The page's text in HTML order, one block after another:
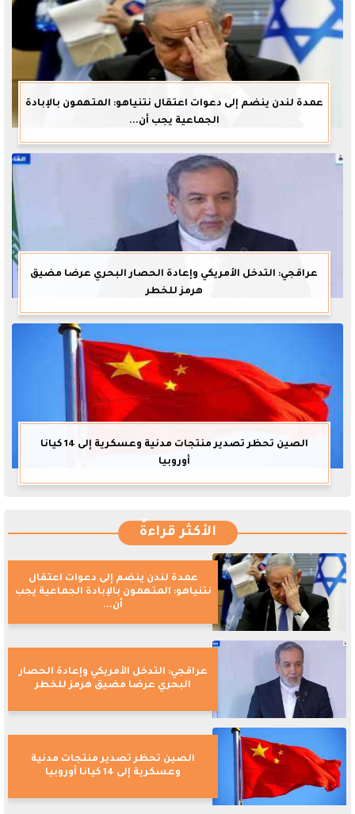
عمدة لندن ينضم إلى دعوات اعتقال نتنياهو: المتهمون بالإبادة
الجماعية يجب أن...
عراقجي: التدخل الأمريكي وإعادة الحصار البحري عرضا مضيق
هرمز للخطر
الصين تحظر تصدير منتجات مدنية وعسكرية إلى 14 كيانا
أوروبيا
الأكثر قراءةً
عمدة لندن ينضم إلى دعوات اعتقال
نتنياهو: المتهمون بالإبادة الجماعية يجب
أن...
عراقجي: التدخل الأمريكي وإعادة الحصار
البحري عرضا مضيق هرمز للخطر
الصين تحظر تصدير منتجات مدنية
وعسكرية إلى 14 كيانا أوروبيا